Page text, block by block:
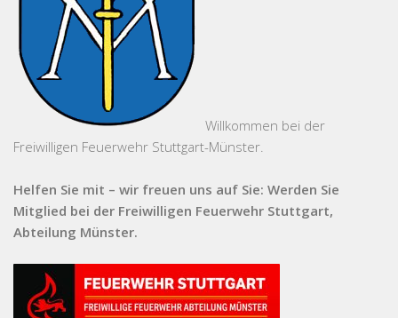
Willkommen bei der
Freiwilligen Feuerwehr Stuttgart-Münster.
Helfen Sie mit – wir freuen uns auf Sie: Werden Sie
Mitglied bei der Freiwilligen Feuerwehr Stuttgart,
Abteilung Münster.